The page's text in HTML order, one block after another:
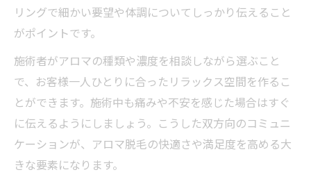
リングで細かい要望や体調についてしっかり伝えること
がポイントです。
施術者がアロマの種類や濃度を相談しながら選ぶこと
で、お客様一人ひとりに合ったリラックス空間を作るこ
とができます。施術中も痛みや不安を感じた場合はすぐ
に伝えるようにしましょう。こうした双方向のコミュニ
ケーションが、アロマ脱毛の快適さや満足度を高める大
きな要素になります。